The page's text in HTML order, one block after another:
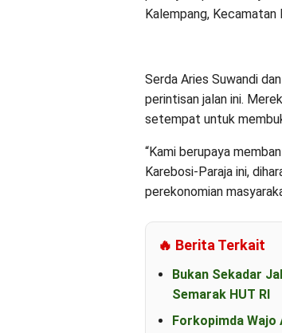
Kalempang, Kecamatan
Serda Aries Suwandi
perintisan jalan ini.
setempat untuk
“Kami berupaya
Karebosi-Paraja ini,
perekonomian
🔥 Berita Terkait
Bukan Sekadar
Semarak HUT RI
Forkopimda Wajo